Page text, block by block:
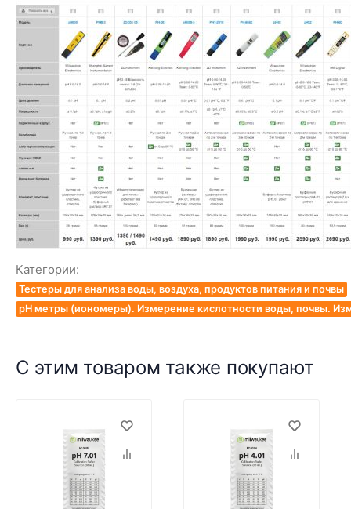
Категории:
Тестеры для анализа воды, воздуха, продуктов питания и почвы
pH метры (иономеры). Измерение кислотности воды, почвы.
С этим товаром также покупают